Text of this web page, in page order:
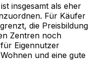
insgesamt als eher
Für Käufer
die Preisbildung
Zentren noch
Eigennutzer
und eine gute